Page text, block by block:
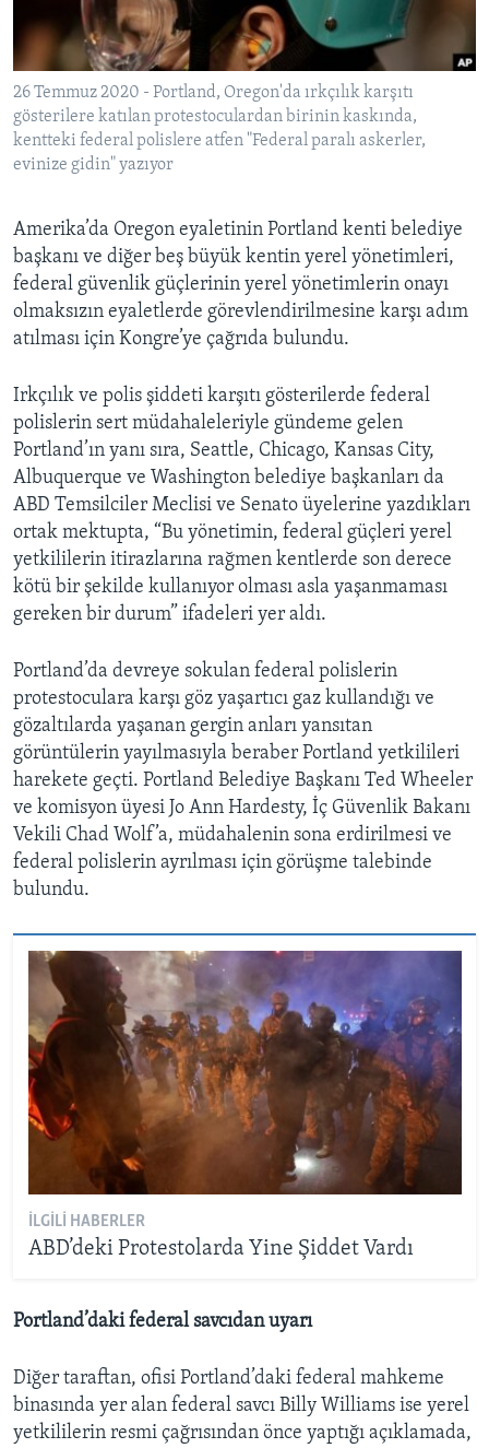
HAYATTAN
BIZI TAKIP EDIN
Diller
26 Temmuz 2020 - Portland, Oregon'da ırkçılık karşıtı
gösterilere katılan protestoculardan birinin kaskında,
kentteki federal polislere atfen "Federal paralı askerler,
evinize gidin" yazıyor
Amerika’da Oregon eyaletinin Portland kenti belediye
başkanı ve diğer beş büyük kentin yerel yönetimleri,
federal güvenlik güçlerinin yerel yönetimlerin onayı
olmaksızın eyaletlerde görevlendirilmesine karşı adım
atılması için Kongre’ye çağrıda bulundu.
Irkçılık ve polis şiddeti karşıtı gösterilerde federal
polislerin sert müdahaleleriyle gündeme gelen
Portland’ın yanı sıra, Seattle, Chicago, Kansas City,
Albuquerque ve Washington belediye başkanları da
ABD Temsilciler Meclisi ve Senato üyelerine yazdıkları
ortak mektupta, “Bu yönetimin, federal güçleri yerel
yetkililerin itirazlarına rağmen kentlerde son derece
kötü bir şekilde kullanıyor olması asla yaşanmaması
gereken bir durum” ifadeleri yer aldı.
Portland’da devreye sokulan federal polislerin
protestoculara karşı göz yaşartıcı gaz kullandığı ve
gözaltılarda yaşanan gergin anları yansıtan
görüntülerin yayılmasıyla beraber Portland yetkilileri
harekete geçti. Portland Belediye Başkanı Ted Wheeler
ve komisyon üyesi Jo Ann Hardesty, İç Güvenlik Bakanı
Vekili Chad Wolf’a, müdahalenin sona erdirilmesi ve
federal polislerin ayrılması için görüşme talebinde
bulundu.
İLGILI HABERLER
ABD’deki Protestolarda Yine Şiddet Vardı
Portland’daki federal savcıdan uyarı
Diğer taraftan, ofisi Portland’daki federal mahkeme
binasında yer alan federal savcı Billy Williams ise yerel
yetkililerin resmi çağrısından önce yaptığı açıklamada,